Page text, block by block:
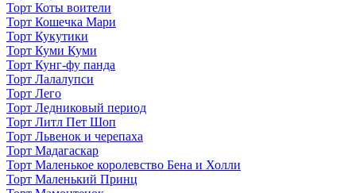
Торт Коты воители
Торт Кошечка Мари
Торт Кукутики
Торт Куми Куми
Торт Кунг-фу панда
Торт Лалалупси
Торт Лего
Торт Ледниковый период
Торт Литл Пет Шоп
Торт Львенок и черепаха
Торт Мадагаскар
Торт Маленькое королевство Бена и Холли
Торт Маленький Принц